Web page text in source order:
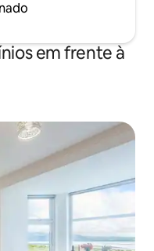
em frente à